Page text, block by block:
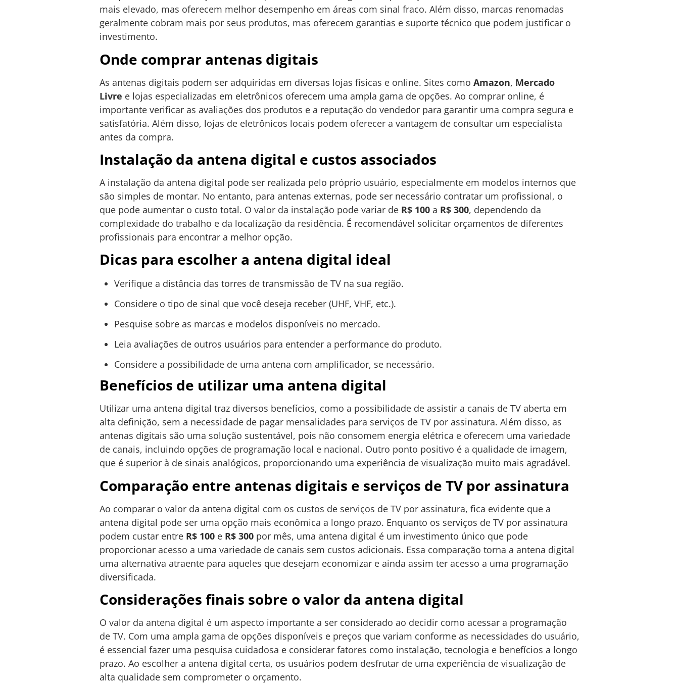
mais elevado, mas oferecem melhor desempenho em áreas com sinal fraco. Além disso, marcas renomadas
geralmente cobram mais por seus produtos, mas oferecem garantias e suporte técnico que podem justificar o
investimento.
Onde comprar antenas digitais
As antenas digitais podem ser adquiridas em diversas lojas físicas e online. Sites como Amazon, Mercado
Livre e lojas especializadas em eletrônicos oferecem uma ampla gama de opções. Ao comprar online, é
importante verificar as avaliações dos produtos e a reputação do vendedor para garantir uma compra segura e
satisfatória. Além disso, lojas de eletrônicos locais podem oferecer a vantagem de consultar um especialista
antes da compra.
Instalação da antena digital e custos associados
A instalação da antena digital pode ser realizada pelo próprio usuário, especialmente em modelos internos que
são simples de montar. No entanto, para antenas externas, pode ser necessário contratar um profissional, o
que pode aumentar o custo total. O valor da instalação pode variar de R$ 100 a R$ 300, dependendo da
complexidade do trabalho e da localização da residência. É recomendável solicitar orçamentos de diferentes
profissionais para encontrar a melhor opção.
Dicas para escolher a antena digital ideal
Verifique a distância das torres de transmissão de TV na sua região.
Considere o tipo de sinal que você deseja receber (UHF, VHF, etc.).
Pesquise sobre as marcas e modelos disponíveis no mercado.
Leia avaliações de outros usuários para entender a performance do produto.
Considere a possibilidade de uma antena com amplificador, se necessário.
Benefícios de utilizar uma antena digital
Utilizar uma antena digital traz diversos benefícios, como a possibilidade de assistir a canais de TV aberta em
alta definição, sem a necessidade de pagar mensalidades para serviços de TV por assinatura. Além disso, as
antenas digitais são uma solução sustentável, pois não consomem energia elétrica e oferecem uma variedade
de canais, incluindo opções de programação local e nacional. Outro ponto positivo é a qualidade de imagem,
que é superior à de sinais analógicos, proporcionando uma experiência de visualização muito mais agradável.
Comparação entre antenas digitais e serviços de TV por assinatura
Ao comparar o valor da antena digital com os custos de serviços de TV por assinatura, fica evidente que a
antena digital pode ser uma opção mais econômica a longo prazo. Enquanto os serviços de TV por assinatura
podem custar entre R$ 100 e R$ 300 por mês, uma antena digital é um investimento único que pode
proporcionar acesso a uma variedade de canais sem custos adicionais. Essa comparação torna a antena digital
uma alternativa atraente para aqueles que desejam economizar e ainda assim ter acesso a uma programação
diversificada.
Considerações finais sobre o valor da antena digital
O valor da antena digital é um aspecto importante a ser considerado ao decidir como acessar a programação
de TV. Com uma ampla gama de opções disponíveis e preços que variam conforme as necessidades do usuário,
é essencial fazer uma pesquisa cuidadosa e considerar fatores como instalação, tecnologia e benefícios a longo
prazo. Ao escolher a antena digital certa, os usuários podem desfrutar de uma experiência de visualização de
alta qualidade sem comprometer o orçamento.